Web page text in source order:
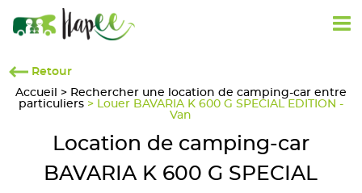
Retour
Accueil
> Rechercher une location de camping-car entre
particuliers > Louer BAVARIA K 600 G SPECIAL EDITION -
Van
Location de camping-car
BAVARIA K 600 G SPECIAL